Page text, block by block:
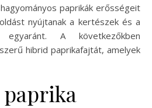
paprikák erősségeit
nyújtanak a kertészek és a
egyaránt. A következőkben
hibrid paprikafajtát, amelyek